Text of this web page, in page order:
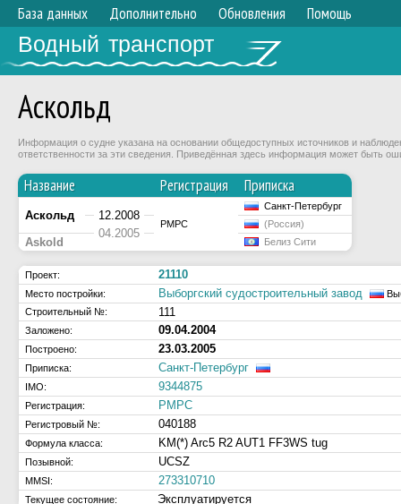
База данных Дополнительно Обновления Помощь
Водный транспорт
Аскольд
Информация о судне указана на основании общедоступных источников и
ответственности за эти сведения. Приведённая здесь информация может быть
Название Регистрация Приписка
Аскольд 12.2008
РМРС
Санкт-Петербург
04.2005
(Россия)
Askold Белиз Сити
Проект: 21110
Место постройки: Выборгский судостроительный завод
Строительный №:
111
Заложено: 09.04.2004
Построено: 23.03.2005
Приписка: Санкт-Петербург
IMO: 9344875
Регистрация: РМРС
Регистровый №: 040188
Формула класса: KM(*) Arc5 R2 AUT1 FF3WS tug
Позывной: UCSZ
MMSI: 273310710
Текущее состояние: Эксплуатируется